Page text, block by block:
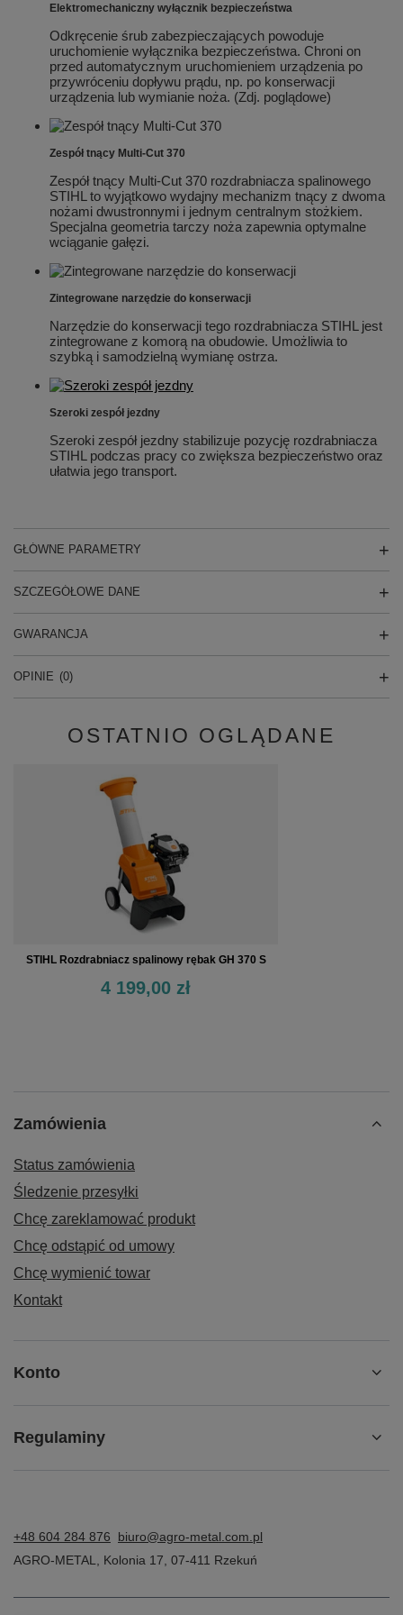
Elektromechaniczny wyłącznik bezpieczeństwa
Odkręcenie śrub zabezpieczających powoduje
uruchomienie wyłącznika bezpieczeństwa. Chroni on
przed automatycznym uruchomieniem urządzenia po
przywróceniu dopływu prądu, np. po konserwacji
urządzenia lub wymianie noża. (Zdj. poglądowe)
Zespół tnący Multi-Cut 370
Zespół tnący Multi-Cut 370 rozdrabniacza spalinowego
STIHL to wyjątkowo wydajny mechanizm tnący z dwoma
nożami dwustronnymi i jednym centralnym stożkiem.
Specjalna geometria tarczy noża zapewnia optymalne
wciąganie gałęzi.
Zintegrowane narzędzie do konserwacji
Narzędzie do konserwacji tego rozdrabniacza STIHL jest
zintegrowane z komorą na obudowie. Umożliwia to
szybką i samodzielną wymianę ostrza.
Szeroki zespół jezdny
Szeroki zespół jezdny stabilizuje pozycję rozdrabniacza
STIHL podczas pracy co zwiększa bezpieczeństwo oraz
ułatwia jego transport.
GŁÓWNE PARAMETRY
SZCZEGÓŁOWE DANE
GWARANCJA
OPINIE (0)
OSTATNIO OGLĄDANE
STIHL Rozdrabniacz spalinowy rębak GH 370 S
4 199,00 zł
Zamówienia
Status zamówienia
Śledzenie przesyłki
Chcę zareklamować produkt
Chcę odstąpić od umowy
Chcę wymienić towar
Kontakt
Konto
Regulaminy
+48 604 284 876
biuro@agro-metal.com.pl
AGRO-METAL
Kolonia 17 07-411 Rzekuń